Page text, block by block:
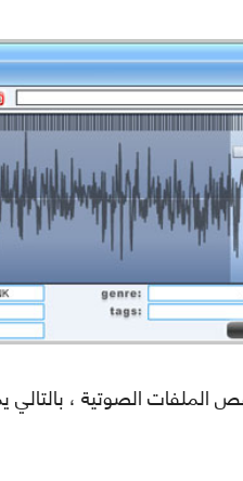
الملفات الصوتية ، بالتالي